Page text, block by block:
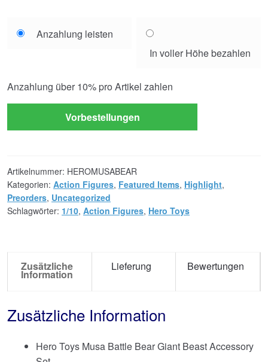
your
Anzahlung leisten
In voller Höhe bezahlen
Anzahlung über 10% pro Artikel zahlen
Vorbestellungen
Artikelnummer: HEROMUSABEAR
Kategorien: Action Figures, Featured Items, Highlight,
Preorders, Uncategorized
Schlagwörter: 1/10, Action Figures, Hero Toys
Zusätzliche
Information
Lieferung Bewertungen
Zusätzliche Information
Hero Toys Musa Battle Bear Giant Beast Accessory